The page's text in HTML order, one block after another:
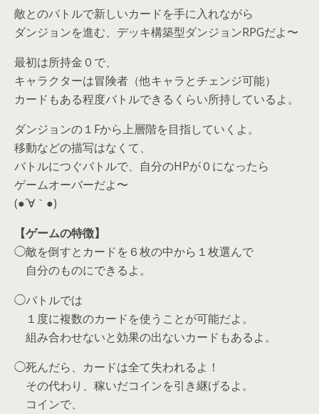
敵とのバトルで新しいカードを手に入れながら
ダンジョンを進む、デッキ構築型ダンジョンRPGだよ〜
最初は所持金０で、
キャラクターは冒険者（他キャラとチェンジ可能）
カードもある程度バトルできるくらい所持しているよ。
ダンジョンの１Fから上層階を目指していくよ。
移動などの描写はなくて、
バトルにつぐバトルで、自分のHPが０になったら
ゲームオーバーだよ〜
(●´∀｀●)
【ゲームの特徴】
◯敵を倒すとカードを６枚の中から１枚選んで
自分のものにできるよ。
◯バトルでは
１度に複数のカードを使うことが可能だよ。
組み合わせないと効果の出ないカードもあるよ。
◯死んだら、カードは全て失われるよ！
その代わり、稼いだコインを引き継げるよ。
コインで、